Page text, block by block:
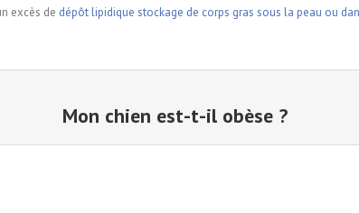
excès de dépôt lipidique stockage de corps gras sous la peau ou
Mon chien est-t-il obèse ?